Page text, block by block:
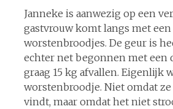
Janneke is aanwezig op een
gastvrouw komt langs met een
worstenbroodjes. De geur is
echter net begonnen met een
graag 15 kg afvallen. Eigenlijk
worstenbroodje. Niet omdat
vindt, maar omdat het niet